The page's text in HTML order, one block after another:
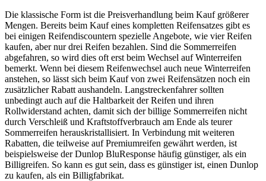
Die klassische Form ist die Preisverhandlung beim Kauf größerer
Mengen. Bereits beim Kauf eines kompletten Reifensatzes gibt es
bei einigen Reifendiscountern spezielle Angebote, wie vier Reifen
kaufen, aber nur drei Reifen bezahlen. Sind die Sommerreifen
abgefahren, so wird dies oft erst beim Wechsel auf Winterreifen
bemerkt. Wenn bei diesem Reifenwechsel auch neue Winterreifen
anstehen, so lässt sich beim Kauf von zwei Reifensätzen noch ein
zusätzlicher Rabatt aushandeln. Langstreckenfahrer sollten
unbedingt auch auf die Haltbarkeit der Reifen und ihren
Rollwiderstand achten, damit sich der billige Sommerreifen nicht
durch Verschleiß und Kraftstoffverbrauch am Ende als teurer
Sommerreifen herauskristallisiert. In Verbindung mit weiteren
Rabatten, die teilweise auf Premiumreifen gewährt werden, ist
beispielsweise der Dunlop BluResponse häufig günstiger, als ein
Billigreifen. So kann es gut sein, dass es günstiger ist, einen Dunlop
zu kaufen, als ein Billigfabrikat.